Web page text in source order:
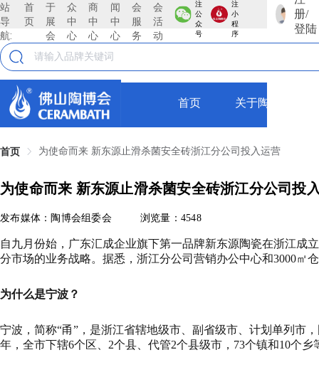
站
导
航:
首
页
于
展
会
众
中
心
商
中
心
闻
中
心
会
服
务
会
活
动
注
公
众
号
注
小
程
序
册/
登陆
首页 关于陶博会
首页 为使命而来 新东源止滑杀菌安全砖浙江分公司投入运营
为使命而来 新东源止滑杀菌安全砖浙江分公司投
发布媒体：陶博会组委会 浏览量：4548
自九月份始，广东汇成企业旗下第一品牌新东源陶瓷在浙江成
分市场的业务战略。据悉，浙江分公司营销办公中心和3000㎡
为什么是宁波？
宁波，简称“甬”，是浙江省辖地级市、副省级市、计划单列市
年，全市下辖6个区、2个县、代管2个县级市，73个镇和10个